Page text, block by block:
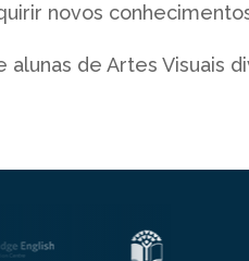
novos
alunas de Artes Visuais